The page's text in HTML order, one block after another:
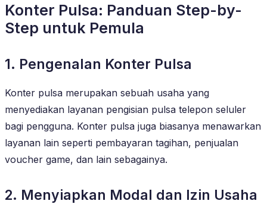
Konter Pulsa: Panduan Step-by-
Step untuk Pemula
1. Pengenalan Konter Pulsa
Konter pulsa merupakan sebuah usaha yang
menyediakan layanan pengisian pulsa telepon seluler
bagi pengguna. Konter pulsa juga biasanya menawarkan
layanan lain seperti pembayaran tagihan, penjualan
voucher game, dan lain sebagainya.
2. Menyiapkan Modal dan Izin Usaha